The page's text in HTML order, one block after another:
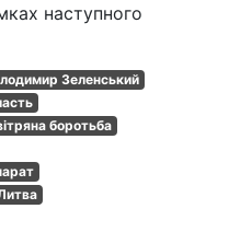
наступного
Зеленський
боротьба